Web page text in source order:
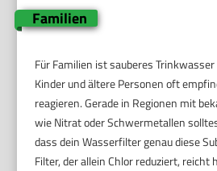
Familien
Für Familien ist sauberes
Kinder und ältere Personen oft
reagieren. Gerade in Regionen mit
wie Nitrat oder Schwermetallen
dass dein Wasserfilter genau diese
Filter, der allein Chlor reduziert, reicht